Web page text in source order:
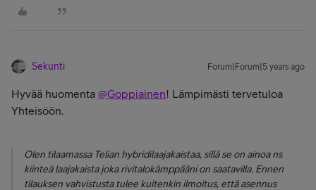
Sekunti Forum|Forum|5 years ago
Hyvää huomenta @Goppiainen! Lämpimästi tervetuloa
Yhteisöön.
Olen tilaamassa Telian hybridilaajakaistaa, sillä se on ainoa ns
kiinteä laajakaista joka rivitalokämppääni on saatavilla. Ennen
tilauksen vahvistusta tulee kuitenkin ilmoitus, että asennus